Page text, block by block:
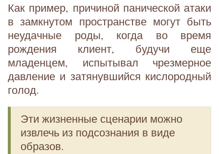
Как пример, причиной панической атаки
в замкнутом пространстве могут быть
неудачные роды, когда во время
рождения клиент, будучи еще
младенцем, испытывал чрезмерное
давление и затянувшийся кислородный
голод.
Эти жизненные сценарии можно
извлечь из подсознания в виде
образов.